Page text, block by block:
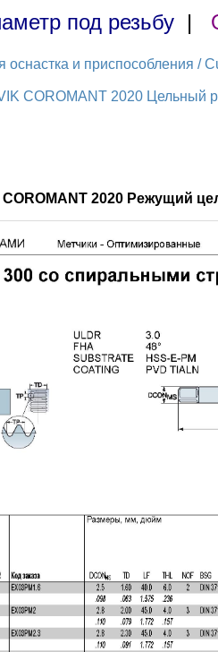
под резьбу |
оснастка и приспособления /
COROMANT 2020 Цельный
COROMANT 2020 Режущий